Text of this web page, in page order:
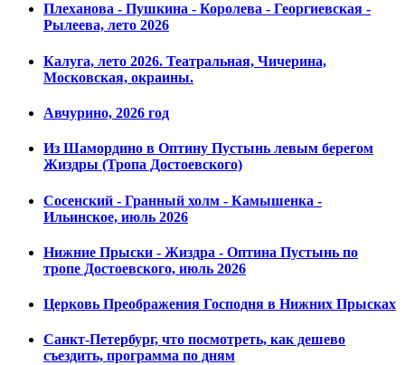
Плеханова - Пушкина - Королева - Георгиевская -
Рылеева, лето 2026
Калуга, лето 2026. Театральная, Чичерина,
Московская, окраины.
Авчурино, 2026 год
Из Шамордино в Оптину Пустынь левым берегом
Жиздры (Тропа Достоевского)
Сосенский - Гранный холм - Камышенка -
Ильинское, июль 2026
Нижние Прыски - Жиздра - Оптина Пустынь по
тропе Достоевского, июль 2026
Церковь Преображения Господня в Нижних Прысках
Санкт-Петербург, что посмотреть, как дешево
съездить, программа по дням